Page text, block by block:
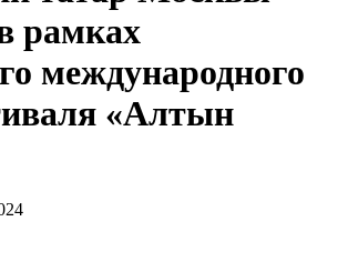
рамках
международного
«Алтын